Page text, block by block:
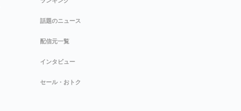
話題のニュース
配信元一覧
インタビュー
セール・おトク